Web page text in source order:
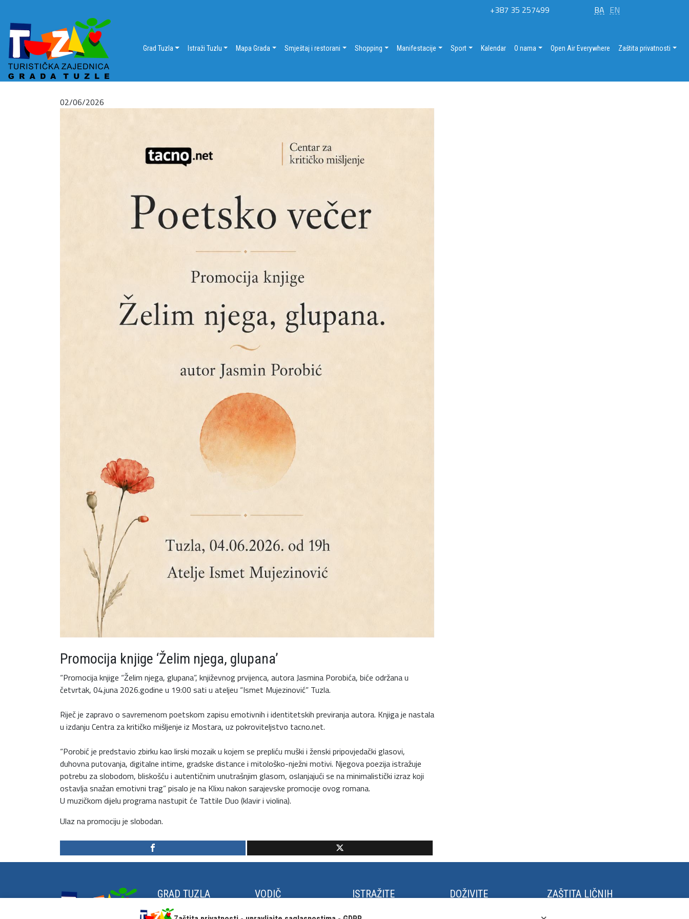
BA EN
+387 35 257499
Grad Tuzla Istraži Tuzlu Mapa Grada Smještaj i restorani Shopping Manifestacije Sport Kalendar O nama Open Air Everywhere Zaštita privatnosti
02/06/2026
Promocija knjige ‘Želim njega, glupana’
“Promocija knjige “Želim njega, glupana”, književnog prvijenca, autora Jasmina Porobića, biće održana u
četvrtak, 04.juna 2026.godine u 19:00 sati u ateljeu “Ismet Mujezinović” Tuzla.
Riječ je zapravo o savremenom poetskom zapisu emotivnih i identitetskih previranja autora. Knjiga je nastala
u izdanju Centra za kritičko mišljenje iz Mostara, uz pokroviteljstvo tacno.net.
“Porobić je predstavio zbirku kao lirski mozaik u kojem se prepliću muški i ženski pripovjedački glasovi,
duhovna putovanja, digitalne intime, gradske distance i mitološko-nježni motivi. Njegova poezija istražuje
potrebu za slobodom, bliskošću i autentičnim unutrašnjim glasom, oslanjajući se na minimalistički izraz koji
ostavlja snažan emotivni trag” pisalo je na Klixu nakon sarajevske promocije ovog romana.
U muzičkom dijelu programa nastupit će Tattile Duo (klavir i violina).
Ulaz na promociju je slobodan.
GRAD TUZLA
Grad na zrnu soli
VODIČ
ISTRAŽITE
DOŽIVITE
ZAŠTITA LIČNIH